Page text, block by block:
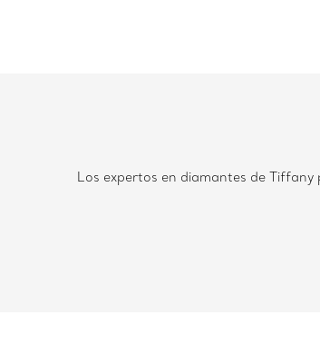
Los expertos en diamantes de